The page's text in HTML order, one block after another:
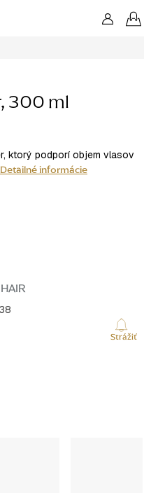
300 ml
ktorý podporí objem vlasov
Detailné informácie
Strážiť